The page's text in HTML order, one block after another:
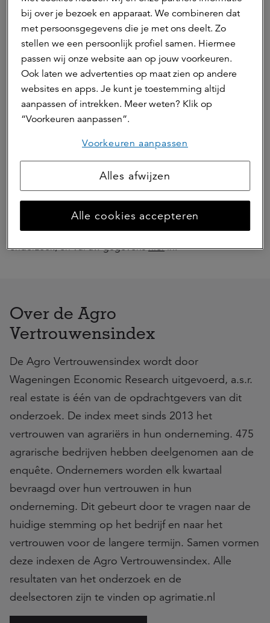
Meld u aan om mee te doen!
Heeft u een primair agrarisch bedrijf? Meld u dan aan om
deel te nemen aan de enquête. Ga naar de website van
Wageningen Economic Research, uitvoerder van dit
onderzoek, en vul uw gegevenshierin.
Over de Agro
Vertrouwensindex
De Agro Vertrouwensindex wordt door
Wageningen Economic Research uitgevoerd, a.s.r.
real estate is één van de opdrachtgevers van dit
onderzoek. De index meet sinds 2013 het
vertrouwen van agrariërs in hun onderneming. 475
agrarische bedrijven hebben deelgenomen aan de
enquête. Ondernemers worden elk kwartaal
bevraagd over hun vertrouwen in hun
onderneming. Dit gebeurt door te vragen naar de
huidige stemming op het bedrijf en naar het
vertrouwen voor de langere termijn. Samen vormen
deze indexen de Agro Vertrouwensindex. Alle
resultaten van het onderzoek en de
deelsectoren zijn te vinden op agrimatie.nl
bij over je bezoek en apparaat. We combineren dat
met persoonsgegevens die je met ons deelt. Zo
stellen we een persoonlijk profiel samen. Hiermee
passen wij onze website aan op jouw voorkeuren.
Ook laten we advertenties op maat zien op andere
websites en apps. Je kunt je toestemming altijd
aanpassen of intrekken. Meer weten? Klik op
“Voorkeuren aanpassen”.
Voorkeuren aanpassen
Alles afwijzen
Alle cookies accepteren